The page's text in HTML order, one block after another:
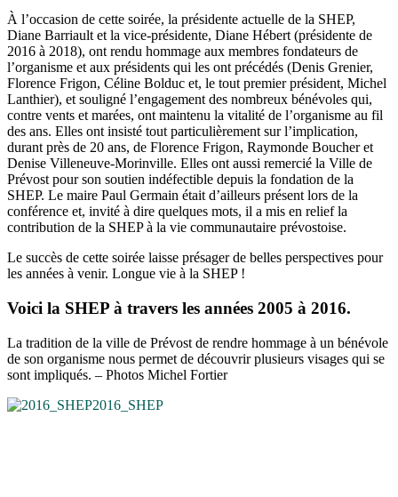
À l’occasion de cette soirée, la présidente actuelle de la SHEP,
Diane Barriault et la vice-présidente, Diane Hébert (présidente de
2016 à 2018), ont rendu hommage aux membres fondateurs de
l’organisme et aux présidents qui les ont précédés (Denis Grenier,
Florence Frigon, Céline Bolduc et, le tout premier président, Michel
Lanthier), et souligné l’engagement des nombreux bénévoles qui,
contre vents et marées, ont maintenu la vitalité de l’organisme au fil
des ans. Elles ont insisté tout particulièrement sur l’implication,
durant près de 20 ans, de Florence Frigon, Raymonde Boucher et
Denise Villeneuve-Morinville. Elles ont aussi remercié la Ville de
Prévost pour son soutien indéfectible depuis la fondation de la
SHEP. Le maire Paul Germain était d’ailleurs présent lors de la
conférence et, invité à dire quelques mots, il a mis en relief la
contribution de la SHEP à la vie communautaire prévostoise.
Le succès de cette soirée laisse présager de belles perspectives pour
les années à venir. Longue vie à la SHEP !
Voici la SHEP à travers les années 2005 à 2016.
La tradition de la ville de Prévost de rendre hommage à un bénévole
de son organisme nous permet de découvrir plusieurs visages qui se
sont impliqués. – Photos Michel Fortier
2016_SHEP